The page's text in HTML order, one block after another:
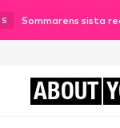
S Sommarens sista
ABOUT